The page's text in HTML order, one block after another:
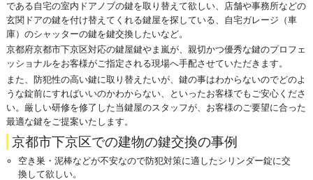
である自宅の室内ドアノブの鍵を取り替えて欲しい、店舗や事務所などの
玄関ドアの鍵を付け替えてくれる鍵屋を探している、自宅ガレージ（車
庫）のシャッターの鍵を鍵交換したいなど。
京都府京都市下京区対応の鍵屋鍵やま嵐が、親切かつ優秀な鍵のプロフェ
ッショナルをお客様がご指定される現場へ手配させていただきます。
また、防犯性の高い鍵に取り替えたいが、鍵の事はわからないのでどのよ
うな錠前にすればいいのかわからない、といったお客様でもご安心くださ
い。厳しい研修を修了した当鍵屋のスタッフが、お客様のご要望に合った
最適な鍵をご提案いたします。
京都市下京区での建物の鍵交換の事例
空き巣・泥棒などが不安なので防犯対策に適したシリンダー錠に交
換して欲しい。